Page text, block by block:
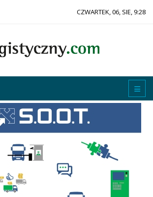
CZWARTEK, 06, SIE, 9:28